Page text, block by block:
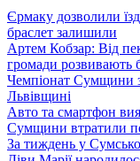
Єрмаку дозволили
браслет залишили
Артем Кобзар: Від
громади розвивають
Чемпіонат Сумщини з
Львівщині
Авто та смартфон
Сумщини втратили
За тиждень у